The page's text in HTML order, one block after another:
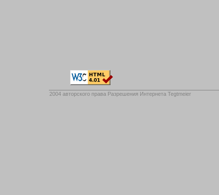
2004 авторского права Разрешения Интернета Tegtmeier